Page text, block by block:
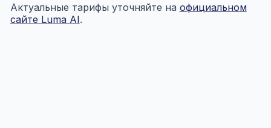
Актуальные тарифы уточняйте на официальном
сайте Luma AI.